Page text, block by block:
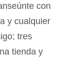
con
y cualquier
tres
tienda y